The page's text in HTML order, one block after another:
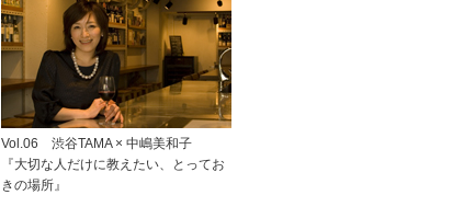
Vol.06 渋谷TAMA × 中嶋美和子
『大切な人だけに教えたい、とってお
きの場所』